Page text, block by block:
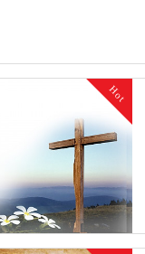
Hot